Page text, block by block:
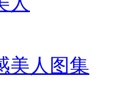
美人图集